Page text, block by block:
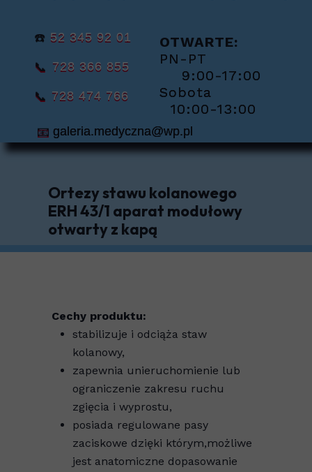
📧 galeria.medyczna@wp.pl
☎️ 52 345 92 01
📞 728 366 855
📞 728 474 766
OTWARTE:
PN-PT
9:00-17:00
Sobota
10:00-13:00
Ortezy stawu kolanowego
ERH 43/1 aparat modułowy
otwarty z kapą
Cechy produktu:
stabilizuje i odciąża staw
kolanowy,
zapewnia unieruchomienie lub
ograniczenie zakresu ruchu
zgięcia i wyprostu,
posiada regulowane pasy
zaciskowe dzięki którym,możliwe
jest anatomiczne dopasowanie